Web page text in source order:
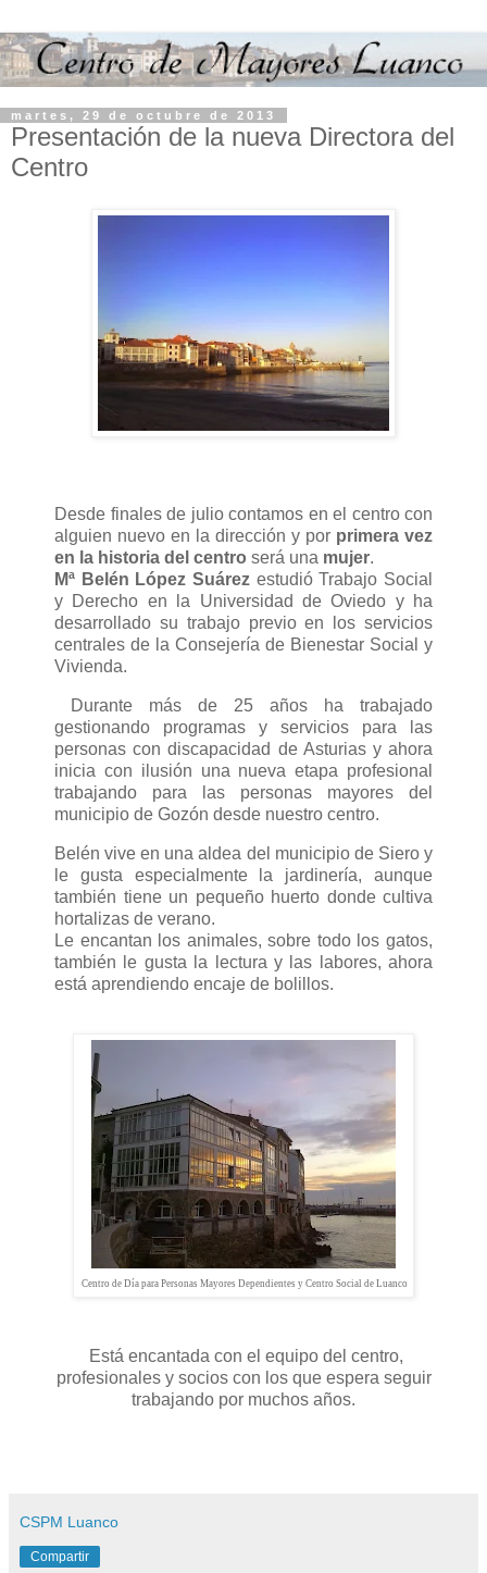
martes, 29 de octubre de 2013
Presentación de la nueva Directora del
Centro
Desde finales de julio contamos en el centro con
alguien nuevo en la dirección y por primera vez
en la historia del centro será una mujer.
Mª Belén López Suárez estudió Trabajo Social
y Derecho en la Universidad de Oviedo y ha
desarrollado su trabajo previo en los servicios
centrales de la Consejería de Bienestar Social y
Vivienda.
Durante más de 25 años ha trabajado
gestionando programas y servicios para las
personas con discapacidad de Asturias y ahora
inicia con ilusión una nueva etapa profesional
trabajando para las personas mayores del
municipio de Gozón desde nuestro centro.
Belén vive en una aldea del municipio de Siero y
le gusta especialmente la jardinería, aunque
también tiene un pequeño huerto donde cultiva
hortalizas de verano.
Le encantan los animales, sobre todo los gatos,
también le gusta la lectura y las labores, ahora
está aprendiendo encaje de bolillos.
Centro de Día para Personas Mayores Dependientes y Centro Social de Luanco
Está encantada con el equipo del centro,
profesionales y socios con los que espera seguir
trabajando por muchos años.
CSPM Luanco
Compartir